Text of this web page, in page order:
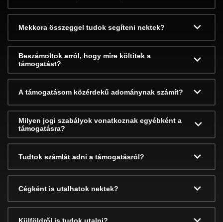
Mekkora összeggel tudok segíteni nektek?
Beszámoltok arról, hogy mire költitek a
támogatást?
A támogatásom közérdekű adománynak számít?
Milyen jogi szabályok vonatkoznak egyébként a
támogatásra?
Tudtok számlát adni a támogatásról?
Cégként is utalhatok nektek?